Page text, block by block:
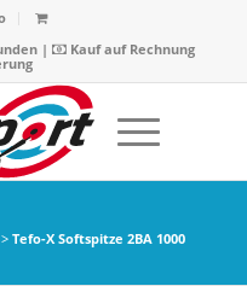
|
Kauf auf Rechnung
Tefo-X Softspitze 2BA 1000